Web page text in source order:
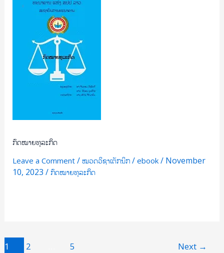
ກົດໝາຍທຸລະກິດ
Leave a Comment / ໝວດວິຊາເຕັກນິກ/ ebook / November
10, 2023 / ກົດໝາຍທຸລະກິດ
1 2 5 Next →